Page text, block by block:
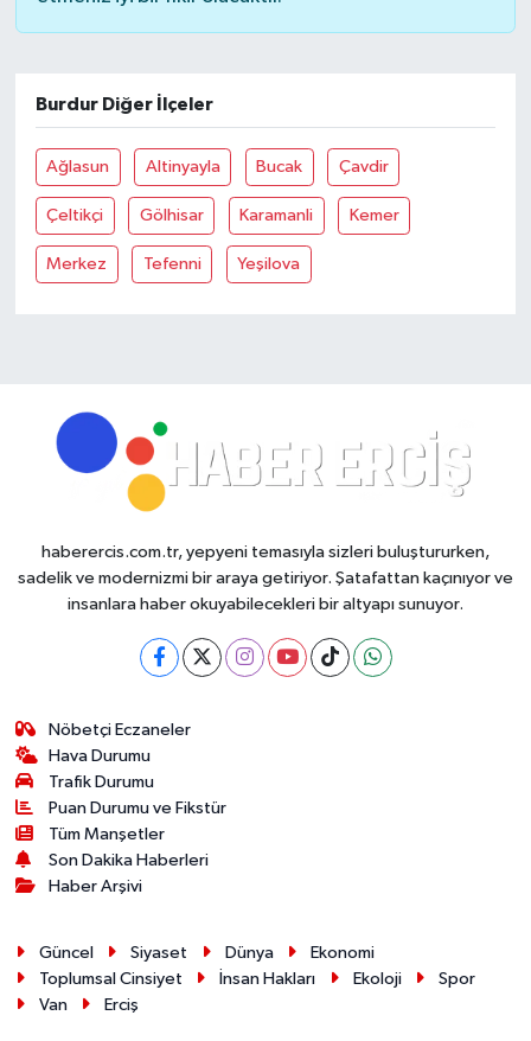
Burdur Diğer İlçeler
Ağlasun Altinyayla Bucak Çavdir
Çeltikçi Gölhisar Karamanli Kemer
Merkez Tefenni Yeşilova
haberercis.com.tr, yepyeni temasıyla sizleri buluştururken,
sadelik ve modernizmi bir araya getiriyor. Şatafattan kaçınıyor ve
insanlara haber okuyabilecekleri bir altyapı sunuyor.
Nöbetçi Eczaneler
Hava Durumu
Trafik Durumu
Puan Durumu ve Fikstür
Tüm Manşetler
Son Dakika Haberleri
Haber Arşivi
Güncel Siyaset Dünya
Ekonomi
Toplumsal Cinsiyet
İnsan Hakları Ekoloji
Spor
Van
Erciş